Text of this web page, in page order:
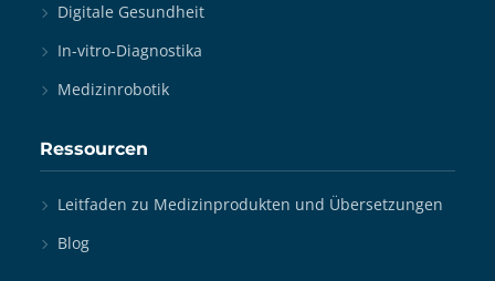
Digitale Gesundheit
In-vitro-Diagnostika
Medizinrobotik
Ressourcen
Leitfaden zu Medizinprodukten und Übersetzungen
Blog